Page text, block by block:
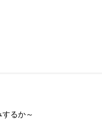
るか～